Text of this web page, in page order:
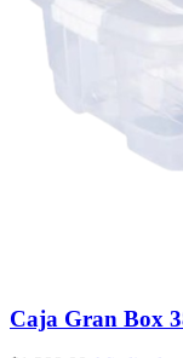
Caja Gran Box